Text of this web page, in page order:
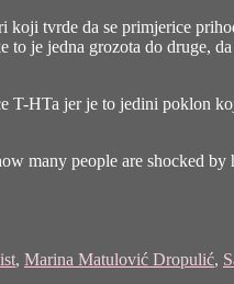
koji tvrde da se primjerice
to je jedna grozota do druge,
T-HTa jer je to jedini poklon
many people are shocked
, Marina Matulović Dropulić,